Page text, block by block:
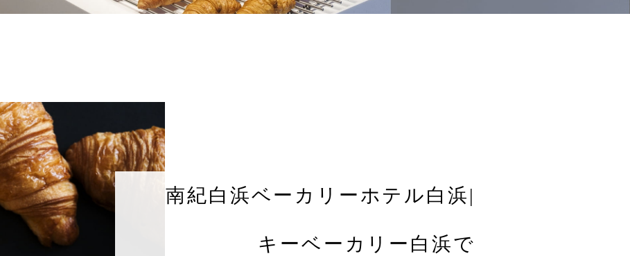
南紀白浜ベーカリーホテル白浜|
キーベーカリー白浜で